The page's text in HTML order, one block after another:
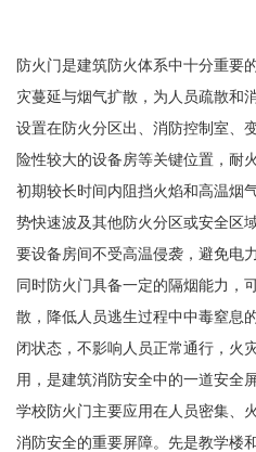
防火门是建筑防火体系中十分重要
灾蔓延与烟气扩散，为人员疏散和
设置在防火分区出、消防控制室、
险性较大的设备房等关键位置，耐
初期较长时间内阻挡火焰和高温烟
势快速波及其他防火分区或安全区
要设备房间不受高温侵袭，避免电
同时防火门具备一定的隔烟能力，
散，降低人员逃生过程中中毒窒息
闭状态，不影响人员正常通行，火
用，是建筑消防安全中的一道安全屏
学校防火门主要应用在人员密集、
消防安全的重要屏障。先是教学楼